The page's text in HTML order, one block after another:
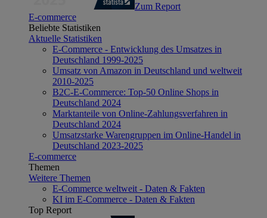
Zum Report
E-commerce
Beliebte Statistiken
Aktuelle Statistiken
E-Commerce - Entwicklung des Umsatzes in
Deutschland 1999-2025
Umsatz von Amazon in Deutschland und weltweit
2010-2025
B2C-E-Commerce: Top-50 Online Shops in
Deutschland 2024
Marktanteile von Online-Zahlungsverfahren in
Deutschland 2024
Umsatzstarke Warengruppen im Online-Handel in
Deutschland 2023-2025
E-commerce
Themen
Weitere Themen
E-Commerce weltweit - Daten & Fakten
KI im E-Commerce - Daten & Fakten
Top Report